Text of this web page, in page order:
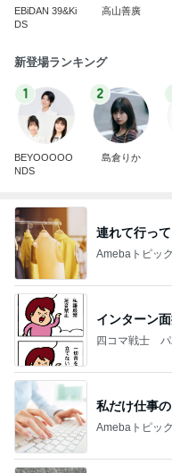
EBiDAN 39&Ki
DS
高山善廣
新登場ランキング
1
BEYOOOOO
NDS
2
島倉りか
連れて行っ
Amebaトピッ
インターン
四コマ戦士 パ
私だけ仕事
Amebaトピッ